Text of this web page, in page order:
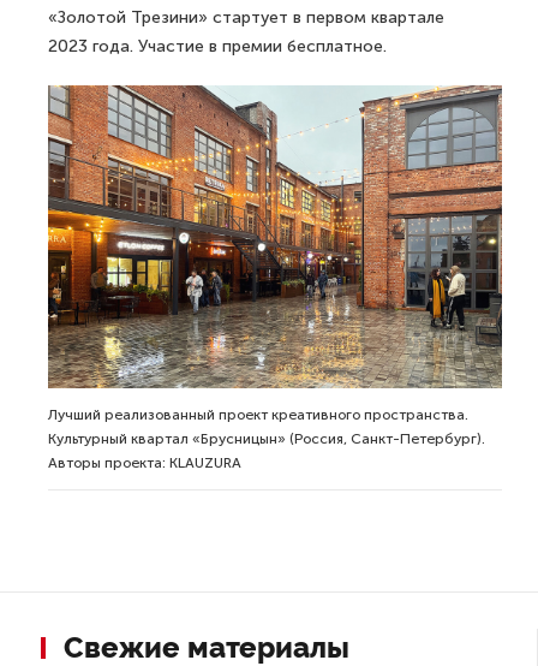
«Золотой Трезини» стартует в первом квартале
2023 года. Участие в премии бесплатное.
Лучший реализованный проект креативного пространства.
Культурный квартал «Брусницын» (Россия, Санкт-Петербург).
Авторы проекта: KLAUZURA
Свежие материалы